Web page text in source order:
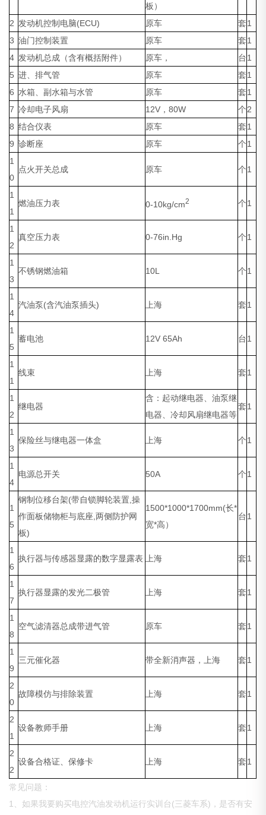
板）
2 发动机控制电脑(ECU) 原车 套1
3 油门控制装置 原车 套1
4 发动机总成（含有概括附件） 原车， 台1
5 进、排气管 原车 套1
6 水箱、副水箱与水管 原车 套1
7 冷却电子风扇 12V，80W 个2
8 结合仪表 原车 套1
9 诊断座 原车 个1
1
0
点火开关总成 原车 个1
1
1
燃油压力表 0-10kg/cm2 个1
1
2
真空压力表 0-76in.Hg 个1
1
3
不锈钢燃油箱 10L 个1
1
4
汽油泵(含汽油泵插头) 上海 套1
1
5
蓄电池 12V 65Ah 台1
1
1
线束 上海 套1
1
2
继电器
含：起动继电器、油泵继
电器、冷却风扇继电器等
套1
1
3
保险丝与继电器一体盒 上海 个1
1
4
电源总开关 50A 个1
1
5
钢制位移台架(带自锁脚轮装置,操
作面板储物柜与底座,两侧防护网
板)
1500*1000*1700mm(长*
宽*高）
台1
1
6
执行器与传感器显露的数字显露表 上海 套1
1
7
执行器显露的发光二极管 上海 套1
1
8
空气滤清器总成带进气管 原车 套1
1
9
三元催化器 带全新消声器，上海 套1
2
0
故障模仿与排除装置 上海 套1
2
1
设备教师手册 上海 套1
2
2
设备合格证、保修卡 上海 套1
常见问题：
1、如果我要购买电控汽油发动机运行实训台(三菱车系)，是否有安